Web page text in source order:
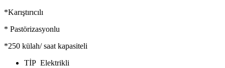
*Karıştırıcılı
* Pastörizasyonlu
*250 külah/ saat kapasiteli
TİP Elektrikli